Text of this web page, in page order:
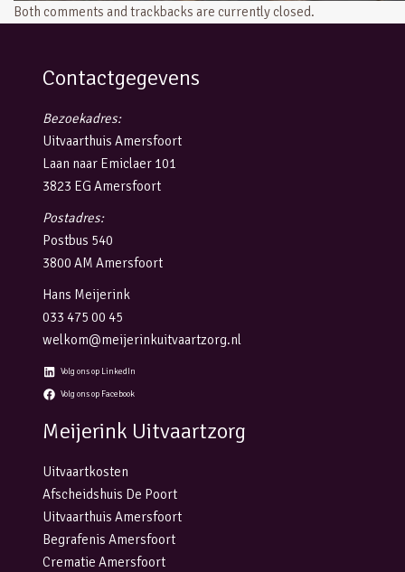
Both comments and trackbacks are currently closed.
Contactgegevens
Bezoekadres:
Uitvaarthuis Amersfoort
Laan naar Emiclaer 101
3823 EG Amersfoort
Postadres:
Postbus 540
3800 AM Amersfoort
Hans Meijerink
033 475 00 45
welkom@meijerinkuitvaartzorg.nl
Volg ons op LinkedIn
Volg ons op Facebook
Meijerink Uitvaartzorg
Uitvaartkosten
Afscheidshuis De Poort
Uitvaarthuis Amersfoort
Begrafenis Amersfoort
Crematie Amersfoort